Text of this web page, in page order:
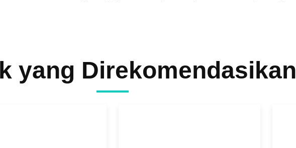
yang Direkomendasikan